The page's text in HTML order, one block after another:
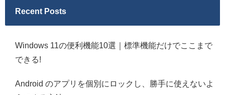
Recent Posts
Windows 11の便利機能10選｜標準機能だけでここまで
できる!
Android のアプリを個別にロックし、勝手に使えないよ